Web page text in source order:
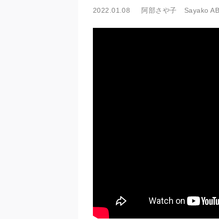
2022.01.08 阿部さや子 Sayako